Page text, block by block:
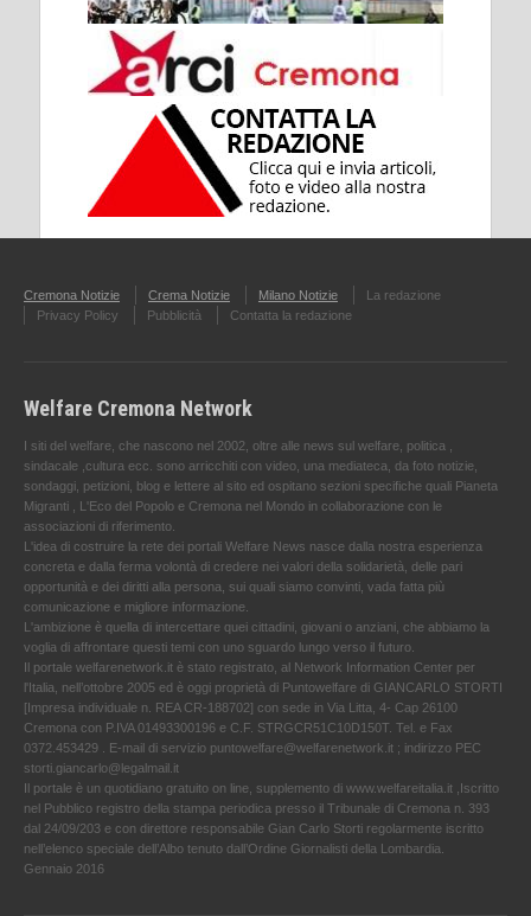
Cremona Notizie Crema Notizie Milano Notizie
La redazione
Privacy Policy
Pubblicità Contatta la redazione
Welfare Cremona Network
I siti del welfare, che nascono nel 2002, oltre alle news sul welfare, politica ,
sindacale ,cultura ecc. sono arricchiti con video, una mediateca, da foto notizie,
sondaggi, petizioni, blog e lettere al sito ed ospitano sezioni specifiche quali Pianeta
Migranti , L'Eco del Popolo e Cremona nel Mondo in collaborazione con le
associazioni di riferimento.
L'idea di costruire la rete dei portali Welfare News nasce dalla nostra esperienza
concreta e dalla ferma volontà di credere nei valori della solidarietà, delle pari
opportunità e dei diritti alla persona, sui quali siamo convinti, vada fatta più
comunicazione e migliore informazione.
L'ambizione è quella di intercettare quei cittadini, giovani o anziani, che abbiamo la
voglia di affrontare questi temi con uno sguardo lungo verso il futuro.
Il portale welfarenetwork.it è stato registrato, al Network Information Center per
l'Italia, nell’ottobre 2005 ed è oggi proprietà di Puntowelfare di GIANCARLO STORTI
[Impresa individuale n. REA CR-188702] con sede in Via Litta, 4- Cap 26100
Cremona con P.IVA 01493300196 e C.F. STRGCR51C10D150T. Tel. e Fax
0372.453429 . E-mail di servizio puntowelfare@welfarenetwork.it ; indirizzo PEC
storti.giancarlo@legalmail.it
Il portale è un quotidiano gratuito on line, supplemento di www.welfareitalia.it ,Iscritto
nel Pubblico registro della stampa periodica presso il Tribunale di Cremona n. 393
dal 24/09/203 e con direttore responsabile Gian Carlo Storti regolarmente iscritto
nell’elenco speciale dell’Albo tenuto dall’Ordine Giornalisti della Lombardia.
Gennaio 2016